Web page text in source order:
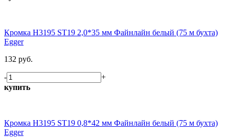
Кромка H3195 ST19 2,0*35 мм Файнлайн белый (75 м бухта)
Egger
132 руб.
-
+
купить
Кромка H3195 ST19 0,8*42 мм Файнлайн белый (75 м бухта)
Egger